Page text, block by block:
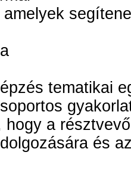
tematikai
a
és